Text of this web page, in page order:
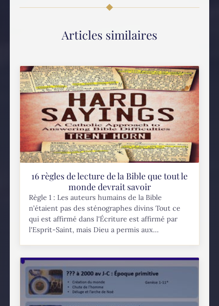
Articles similaires
16 règles de lecture de la Bible que tout le
monde devrait savoir
Règle 1 : Les auteurs humains de la Bible
n’étaient pas des sténographes divins Tout ce
qui est affirmé dans l'Écriture est affirmé par
l'Esprit-Saint, mais Dieu a permis aux...